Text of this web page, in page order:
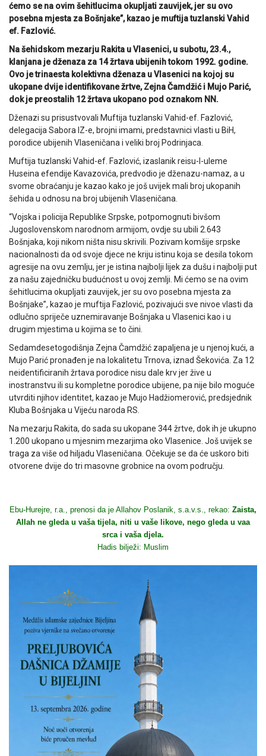
ćemo se na ovim šehitlucima okupljati zauvijek, jer su ovo
posebna mjesta za Bošnjake”, kazao je muftija tuzlanski Vahid
ef. Fazlović.
Na šehidskom mezarju Rakita u Vlasenici, u subotu, 23.4.,
klanjana je dženaza za 14 žrtava ubijenih tokom 1992. godine.
Ovo je trinaesta kolektivna dženaza u Vlasenici na kojoj su
ukopane dvije identifikovane žrtve, Zejna Čamdžić i Mujo Parić,
dok je preostalih 12 žrtava ukopano pod oznakom NN.
Dženazi su prisustvovali Muftija tuzlanski Vahid-ef. Fazlović,
delegacija Sabora IZ-e, brojni imami, predstavnici vlasti u BiH,
porodice ubijenih Vlaseničana i veliki broj Podrinjaca.
Muftija tuzlanski Vahid-ef. Fazlović, izaslanik reisu-l-uleme
Huseina efendije Kavazovića, predvodio je dženazu-namaz, a u
svome obraćanju je kazao kako je još uvijek mali broj ukopanih
šehida u odnosu na broj ubijenih Vlaseničana.
“Vojska i policija Republike Srpske, potpomognuti bivšom
Jugoslovenskom narodnom armijom, ovdje su ubili 2.643
Bošnjaka, koji nikom ništa nisu skrivili. Pozivam komšije srpske
nacionalnosti da od svoje djece ne kriju istinu koja se desila tokom
agresije na ovu zemlju, jer je istina najbolji lijek za dušu i najbolji put
za našu zajedničku budućnost u ovoj zemlji. Mi ćemo se na ovim
šehitlucima okupljati zauvijek, jer su ovo posebna mjesta za
Bošnjake”, kazao je muftija Fazlović, pozivajući sve nivoe vlasti da
odlučno spriječe uznemiravanje Bošnjaka u Vlasenici kao i u
drugim mjestima u kojima se to čini.
Sedamdesetogodišnja Zejna Čamdžić zapaljena je u njenoj kući, a
Mujo Parić pronađen je na lokalitetu Trnova, iznad Šekovića. Za 12
neidentificiranih žrtava porodice nisu dale krv jer žive u
inostranstvu ili su kompletne porodice ubijene, pa nije bilo moguće
utvrditi njihov identitet, kazao je Mujo Hadžiomerović, predsjednik
Kluba Bošnjaka u Vijeću naroda RS.
Na mezarju Rakita, do sada su ukopane 344 žrtve, dok ih je ukupno
1.200 ukopano u mjesnim mezarjima oko Vlasenice. Još uvijek se
traga za više od hiljadu Vlaseničana. Očekuje se da će uskoro biti
otvorene dvije do tri masovne grobnice na ovom području.
Ebu-Hurejre, r.a., prenosi da je Allahov Poslanik, s.a.v.s., rekao: Zaista,
Allah ne gleda u vaša tijela, niti u vaše likove, nego gleda u vaa
srca i vaša djela.
Hadis bilježi: Muslim